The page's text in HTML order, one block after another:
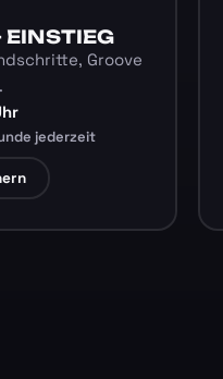
EINSTIEG
Groove
jederzeit